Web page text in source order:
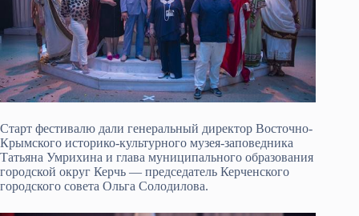
Старт фестивалю дали генеральный директор Восточно-
Крымского историко-культурного музея-заповедника
Татьяна Умрихина и глава муниципального образования
городской округ Керчь — председатель Керченского
городского совета Ольга Солодилова.